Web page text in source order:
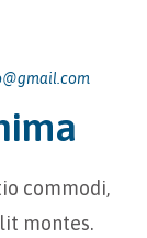
commodi,
montes.